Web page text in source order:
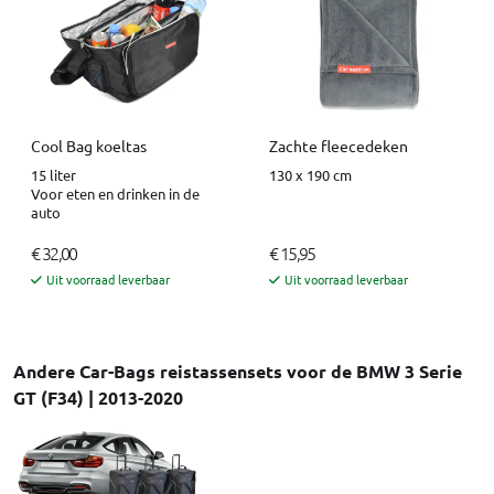
Cool Bag koeltas
15 liter
Voor eten en drinken in de
auto
€ 32,00
Uit voorraad leverbaar
Zachte fleecedeken
130 x 190 cm
€ 15,95
Uit voorraad leverbaar
Andere Car-Bags reistassensets voor de BMW 3 Serie
GT (F34) | 2013-2020